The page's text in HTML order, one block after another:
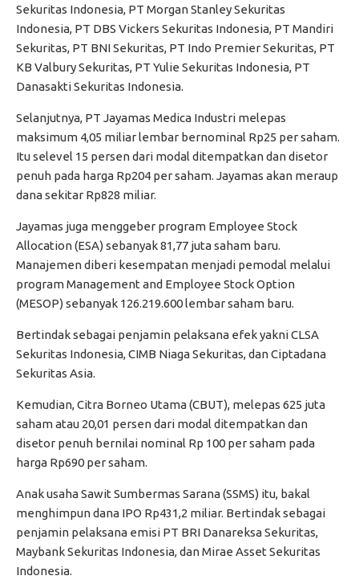
Sekuritas Indonesia, PT Morgan Stanley Sekuritas
Indonesia, PT DBS Vickers Sekuritas Indonesia, PT Mandiri
Sekuritas, PT BNI Sekuritas, PT Indo Premier Sekuritas, PT
KB Valbury Sekuritas, PT Yulie Sekuritas Indonesia, PT
Danasakti Sekuritas Indonesia.
Selanjutnya, PT Jayamas Medica Industri melepas
maksimum 4,05 miliar lembar bernominal Rp25 per saham.
Itu selevel 15 persen dari modal ditempatkan dan disetor
penuh pada harga Rp204 per saham. Jayamas akan meraup
dana sekitar Rp828 miliar.
Jayamas juga menggeber program Employee Stock
Allocation (ESA) sebanyak 81,77 juta saham baru.
Manajemen diberi kesempatan menjadi pemodal melalui
program Management and Employee Stock Option
(MESOP) sebanyak 126.219.600 lembar saham baru.
Bertindak sebagai penjamin pelaksana efek yakni CLSA
Sekuritas Indonesia, CIMB Niaga Sekuritas, dan Ciptadana
Sekuritas Asia.
Kemudian, Citra Borneo Utama (CBUT), melepas 625 juta
saham atau 20,01 persen dari modal ditempatkan dan
disetor penuh bernilai nominal Rp 100 per saham pada
harga Rp690 per saham.
Anak usaha Sawit Sumbermas Sarana (SSMS) itu, bakal
menghimpun dana IPO Rp431,2 miliar. Bertindak sebagai
penjamin pelaksana emisi PT BRI Danareksa Sekuritas,
Maybank Sekuritas Indonesia, dan Mirae Asset Sekuritas
Indonesia.